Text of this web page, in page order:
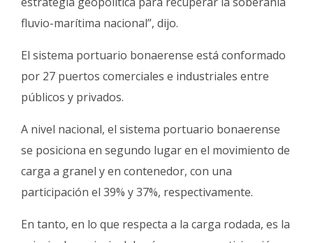
fluvio-marítima nacional”, dijo.
El sistema portuario bonaerense está conformado
por 27 puertos comerciales e industriales entre
públicos y privados.
A nivel nacional, el sistema portuario bonaerense
se posiciona en segundo lugar en el movimiento de
carga a granel y en contenedor, con una
participación el 39% y 37%, respectivamente.
En tanto, en lo que respecta a la carga rodada, es la